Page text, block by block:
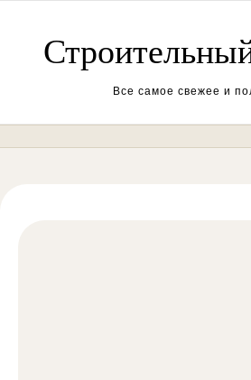
Все самое свежее и